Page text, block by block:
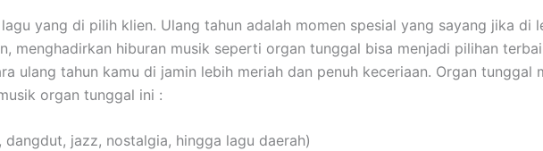
yang di pilih klien. Ulang tahun adalah momen spesial yang sayang jika di
menghadirkan hiburan musik seperti organ tunggal bisa menjadi pilihan
ulang tahun kamu di jamin lebih meriah dan penuh keceriaan. Organ tunggal
organ tunggal ini :
jazz, nostalgia, hingga lagu daerah)